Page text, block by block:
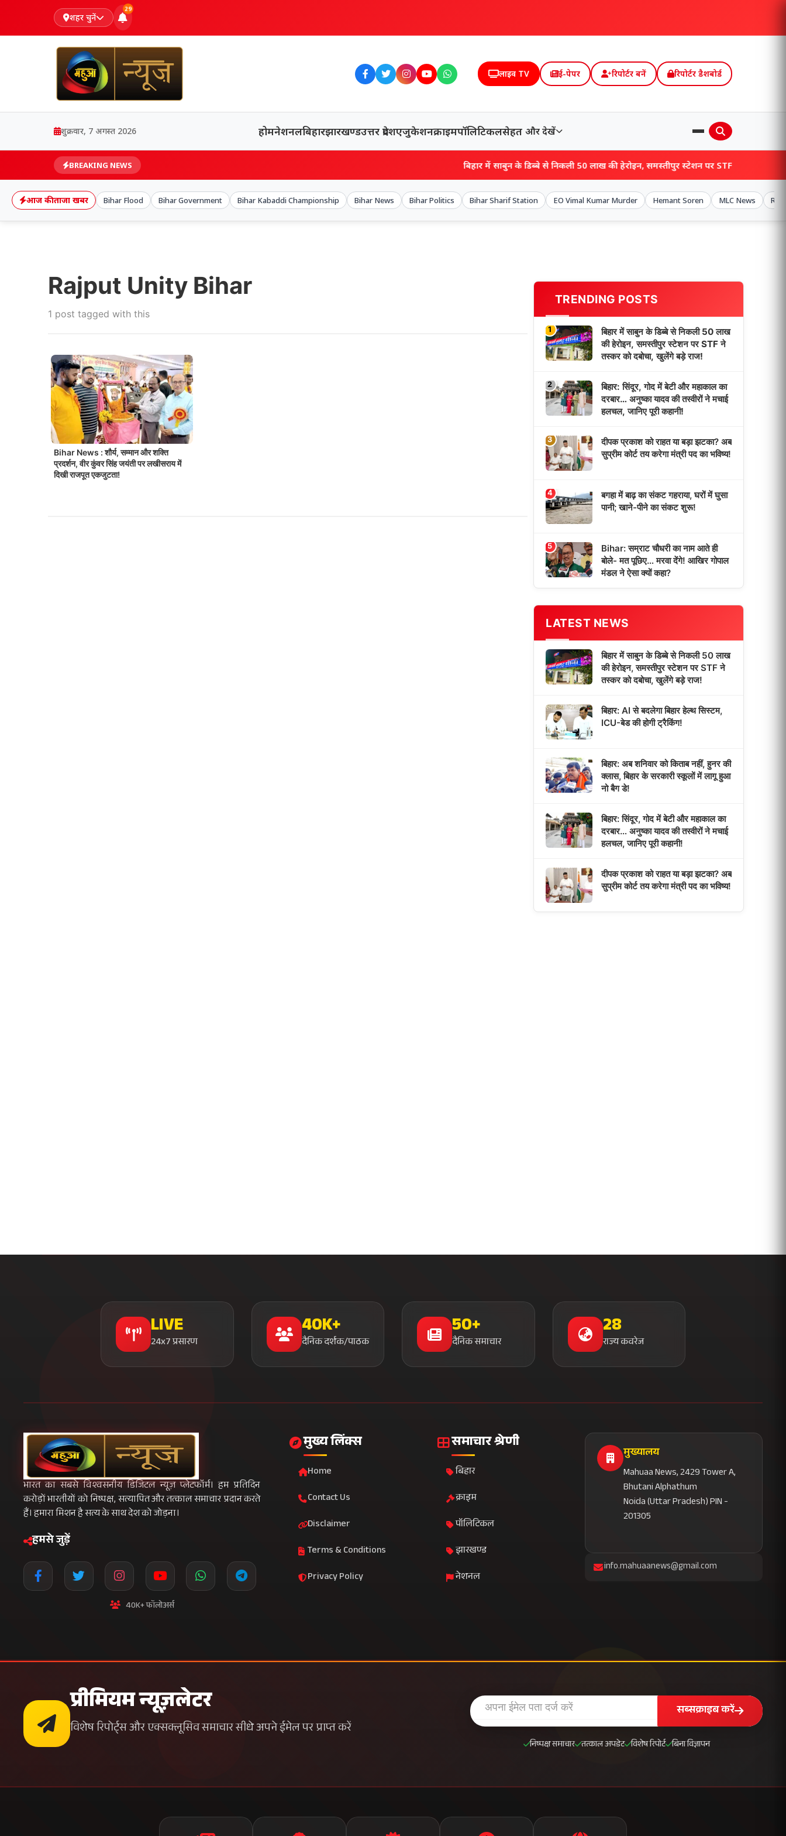
शहर चुनें
29
लाइव TV ई-पेपर रिपोर्टर बनें रिपोर्टर डैशबोर्ड
शुक्रवार, 7 अगस्त 2026 होमनेशनलबिहारझारखण्डउत्तर प्रदेशएजुकेशनक्राइमपॉलिटिकलसेहत और देखें
BREAKING NEWS बिहार में साबुन के डिब्बे से निकली 50 लाख की हेरोइन, समस्तीपुर स्टेशन पर STF ने तस्कर को दबोचा, खुलेंगे
आज की ताजा खबर Bihar Flood Bihar Government Bihar Kabaddi Championship Bihar News Bihar Politics Bihar Sharif Station EO Vimal Kumar Murder Hemant Soren MLC News RJD
Rajput Unity Bihar
1 post tagged with this
Bihar News : शौर्य, सम्मान और शक्ति
प्रदर्शन, वीर कुंवर सिंह जयंती पर लखीसराय में
दिखी राजपूत एकजुटता!
TRENDING POSTS
1
बिहार में साबुन के डिब्बे से निकली 50 लाख
की हेरोइन, समस्तीपुर स्टेशन पर STF ने
तस्कर को दबोचा, खुलेंगे बड़े राज!
2
बिहार: सिंदूर, गोद में बेटी और महाकाल का
दरबार… अनुष्का यादव की तस्वीरों ने मचाई
हलचल, जानिए पूरी कहानी!
3
दीपक प्रकाश को राहत या बड़ा झटका? अब
सुप्रीम कोर्ट तय करेगा मंत्री पद का भविष्य!
4
बगहा में बाढ़ का संकट गहराया, घरों में घुसा
पानी; खाने-पीने का संकट शुरू!
5
Bihar: सम्राट चौधरी का नाम आते ही
बोले- मत पूछिए… मरवा देंगे! आखिर गोपाल
मंडल ने ऐसा क्यों कहा?
LATEST NEWS
बिहार में साबुन के डिब्बे से निकली 50 लाख
की हेरोइन, समस्तीपुर स्टेशन पर STF ने
तस्कर को दबोचा, खुलेंगे बड़े राज!
बिहार: AI से बदलेगा बिहार हेल्थ सिस्टम,
ICU-बेड की होगी ट्रैकिंग!
बिहार: अब शनिवार को किताब नहीं, हुनर की
क्लास, बिहार के सरकारी स्कूलों में लागू हुआ
नो बैग डे!
बिहार: सिंदूर, गोद में बेटी और महाकाल का
दरबार… अनुष्का यादव की तस्वीरों ने मचाई
हलचल, जानिए पूरी कहानी!
दीपक प्रकाश को राहत या बड़ा झटका? अब
सुप्रीम कोर्ट तय करेगा मंत्री पद का भविष्य!
LIVE
24x7 प्रसारण
40K+
दैनिक दर्शक/पाठक
50+
दैनिक समाचार
28
राज्य कवरेज
भारत का सबसे विश्वसनीय डिजिटल न्यूज़ प्लेटफॉर्म। हम प्रतिदिन
करोड़ों भारतीयों को निष्पक्ष, सत्यापित और तत्काल समाचार प्रदान करते
हैं। हमारा मिशन है सत्य के साथ देश को जोड़ना।
हमसे जुड़ें
40K+ फॉलोअर्स
मुख्य लिंक्स
Home
Contact Us
Disclaimer
Terms & Conditions
Privacy Policy
समाचार श्रेणी
बिहार
क्राइम
पॉलिटिकल
झारखण्ड
नेशनल
मुख्यालय
Mahuaa News, 2429 Tower A,
Bhutani Alphathum
Noida (Uttar Pradesh) PIN -
201305
info.mahuaanews@gmail.com
प्रीमियम न्यूज़लेटर
विशेष रिपोर्ट्स और एक्सक्लूसिव समाचार सीधे अपने ईमेल पर प्राप्त करें
सब्सक्राइब करें
निष्पक्ष समाचार तत्काल अपडेट विशेष रिपोर्ट बिना विज्ञापन